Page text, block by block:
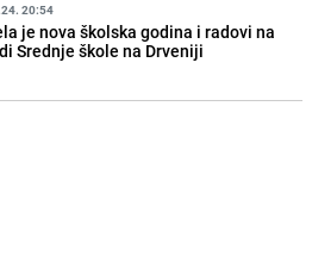
20:54
je nova školska godina i radovi na
Srednje škole na Drveniji